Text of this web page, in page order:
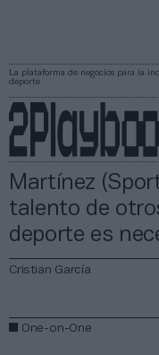
La plataforma de negocios para la
deporte
Martínez
talento de
deporte es
Cristian García
One-on-One